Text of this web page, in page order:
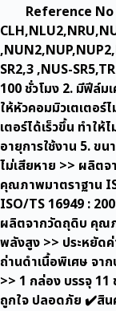
(ชุด:กล่อง)
ชิ้น
Reference No
SR2,3 ,NUS-
100 ชั่วโมง 2. มีฟีล์ม
ให้หัวคอมมิวเตเตอร์
เตอร์ได้เร็วขึ้น ทำใ
อายุการใช้งาน 5. ข
ไม่เสียหาย >> ผลิตจ
คุณภาพมาตราฐาน
ISO/TS 16949 :
ผลิตจากวัดถุดิบ คุณ
พลังสูง >> ประหยัดค่
ถ่านดำเนื้อพิเศษ จา
>> 1 กล่อง บรรจุ
ถูกใจ ปลอดภัย ✔️สิน